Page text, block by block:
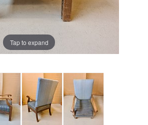
Tap to expand